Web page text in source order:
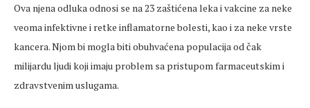
Ova njena odluka odnosi se na 23 zaštićena leka i vakcine za neke
veoma infektivne i retke inflamatorne bolesti, kao i za neke vrste
kancera. Njom bi mogla biti obuhvaćena populacija od čak
milijardu ljudi koji imaju problem sa pristupom farmaceutskim i
zdravstvenim uslugama.